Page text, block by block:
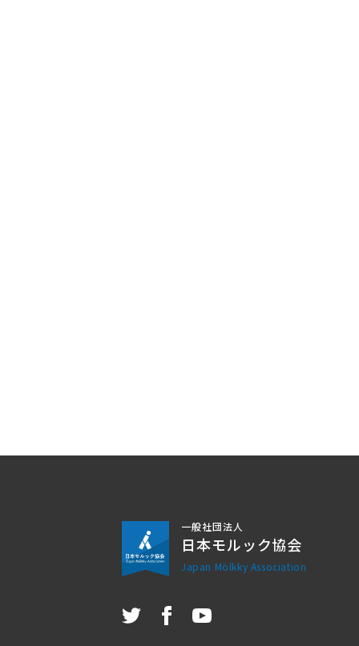
一般社団法人
日本モルック協会
Japan Mölkky Association